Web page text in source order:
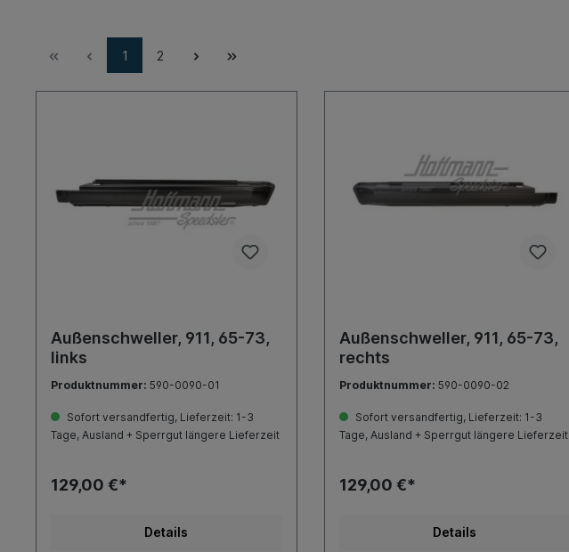
1 2
Außenschweller, 911, 65-73,
links
Produktnummer: 590-0090-01
Sofort versandfertig, Lieferzeit: 1-3
Tage, Ausland + Sperrgut längere Lieferzeit
129,00 €*
Details
Außenschweller, 911, 65-73,
rechts
Produktnummer: 590-0090-02
Sofort versandfertig, Lieferzeit: 1-3
Tage, Ausland + Sperrgut längere Lieferzeit
129,00 €*
Details